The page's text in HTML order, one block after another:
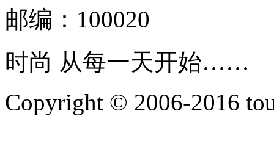
邮编：100020
时尚 从每一天开始……
Copyright © 2006-2016